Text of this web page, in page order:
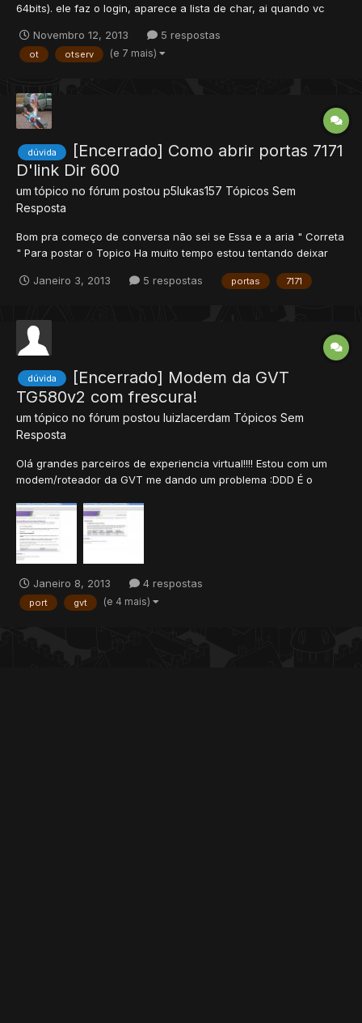
64bits). ele faz o login, aparece a lista de char, ai quando vc
game word e não sai disso. preciso consertar esse erro. alguém
pode me ajudar? obrigado.
Novembro 12, 2013 5 respostas
ot otserv (e 7 mais)
dúvida
[Encerrado] Como abrir portas 7171
D'link Dir 600
um tópico no fórum postou p5lukas157 Tópicos Sem
Resposta
Bom pra começo de conversa não sei se Essa e a aria " Correta
" Para postar o Topico Ha muito tempo estou tentando deixar
Roteador d'link dir 600 Se auguem me ajudar REP+ Fico muito
Janeiro 3, 2013 5 respostas portas 7171
dúvida
[Encerrado] Modem da GVT
TG580v2 com frescura!
um tópico no fórum postou luizlacerdam Tópicos Sem
Resposta
Olá grandes parceiros de experiencia virtual!!!! Estou com um
modem/roteador da GVT me dando um problema :DDD É o
abrir as portas mas quando eu dou um check no
canyousee.com ou outros sites pra check de port eles dizem
que eu não estou apt...
Janeiro 8, 2013 4 respostas
port gvt (e 4 mais)